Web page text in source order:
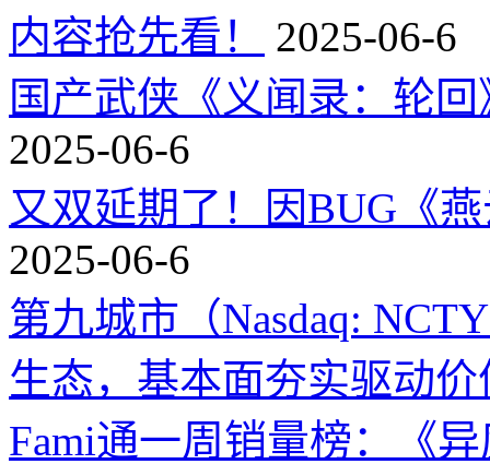
内容抢先看！
2025-06-6
国产武侠《义闻录：轮
2025-06-6
又双延期了！因BUG《
2025-06-6
第九城市（Nasdaq:
生态，基本面夯实驱动价
Fami通一周销量榜：《